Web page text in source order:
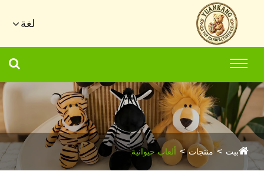
لغة
بيت منتجات ألعاب حيوانية